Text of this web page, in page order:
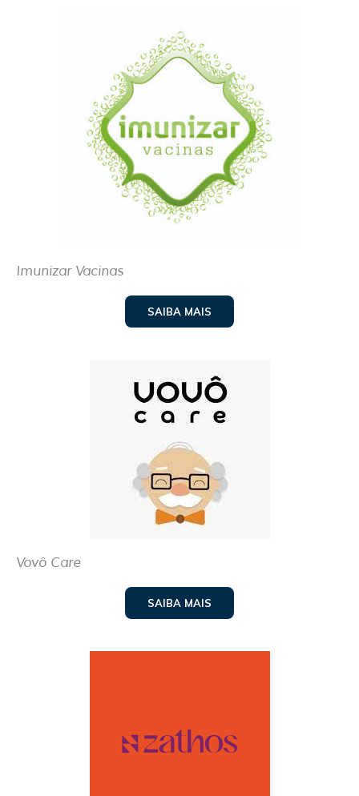
Imunizar Vacinas
SAIBA MAIS
Vovô Care
SAIBA MAIS